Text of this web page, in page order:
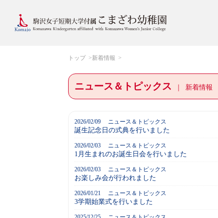
トップ 新着情報
ニュース＆トピックス 新着情報
2026/02/09 ニュース＆トピックス
誕生記念日の式典を行いました
2026/02/03 ニュース＆トピックス
1月生まれのお誕生日会を行いました
2026/02/03 ニュース＆トピックス
お楽しみ会が行われました
2026/01/21 ニュース＆トピックス
3学期始業式を行いました